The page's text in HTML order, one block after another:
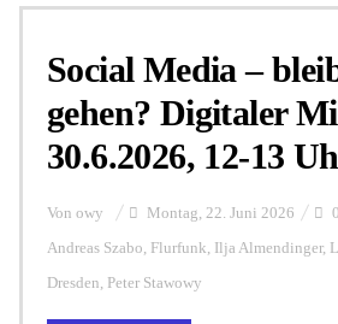
FUNKTURM-
Social Media –
gehen? Digitaler
30.6.2026, 12-13
Von owy Montag, 22. Juni 2026 0
Andreas Szabo, Flurfunk, Ilja Almendinger,
Dresden, Peter Stawowy